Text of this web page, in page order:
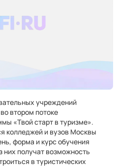
учреждений
втором потоке
«Твой старт в туризме».
колледжей и вузов Москвы
форма и курс обучения
получат возможность
в туристических